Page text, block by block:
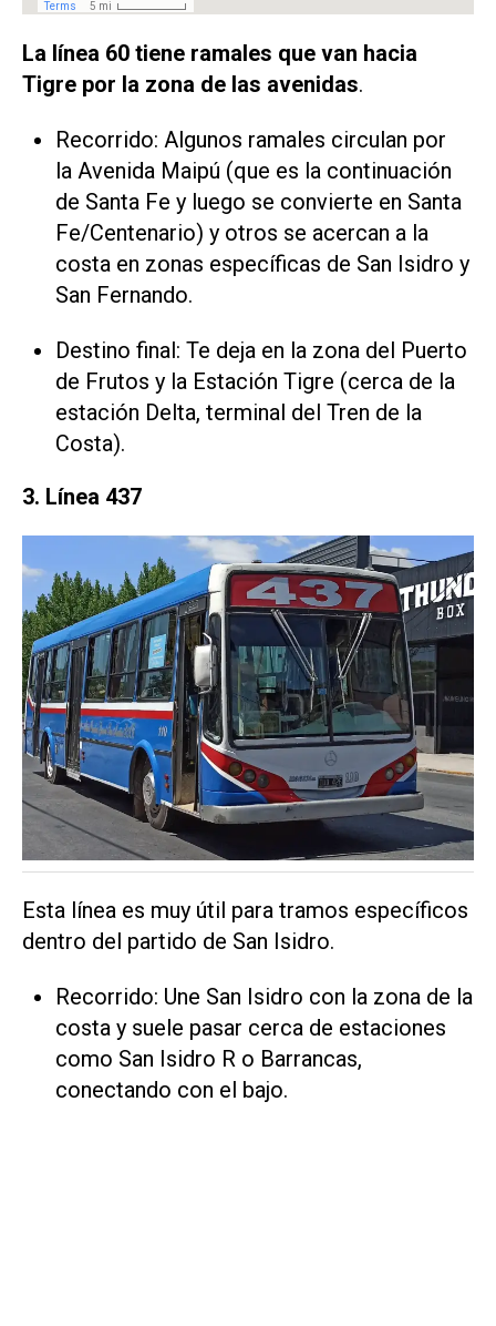
La línea 60 tiene ramales que van hacia
Tigre por la zona de las avenidas.
Recorrido: Algunos ramales circulan por
la Avenida Maipú (que es la continuación
de Santa Fe y luego se convierte en Santa
Fe/Centenario) y otros se acercan a la
costa en zonas específicas de San Isidro y
San Fernando.
Destino final: Te deja en la zona del Puerto
de Frutos y la Estación Tigre (cerca de la
estación Delta, terminal del Tren de la
Costa).
3. Línea 437
Esta línea es muy útil para tramos específicos
dentro del partido de San Isidro.
Recorrido: Une San Isidro con la zona de la
costa y suele pasar cerca de estaciones
como San Isidro R o Barrancas,
conectando con el bajo.